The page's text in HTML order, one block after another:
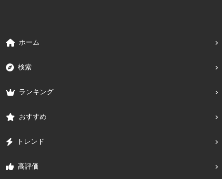
ホーム
検索
ランキング
おすすめ
トレンド
高評価